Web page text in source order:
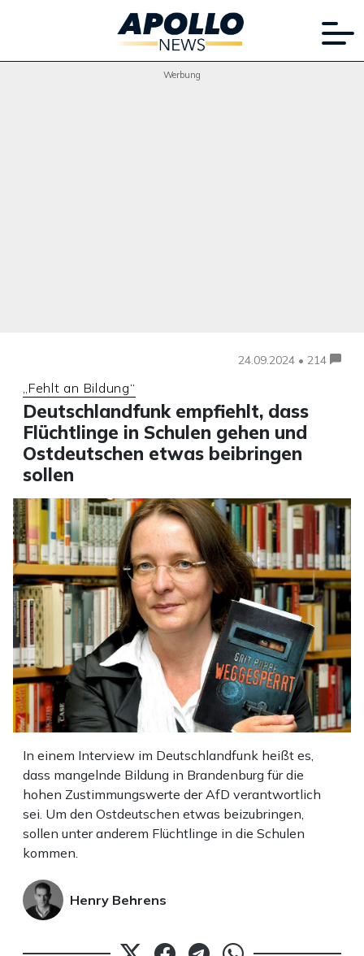
Werbung
24.09.2024 • 214
„Fehlt an Bildung“
Deutschlandfunk empfiehlt, dass
Flüchtlinge in Schulen gehen und
Ostdeutschen etwas beibringen
sollen
In einem Interview im Deutschlandfunk heißt es,
dass mangelnde Bildung in Brandenburg für die
hohen Zustimmungswerte der AfD verantwortlich
sei. Um den Ostdeutschen etwas beizubringen,
sollen unter anderem Flüchtlinge in die Schulen
kommen.
Henry Behrens